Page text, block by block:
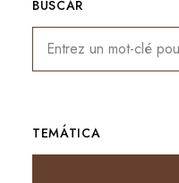
BUSCAR
TEMÁTICA